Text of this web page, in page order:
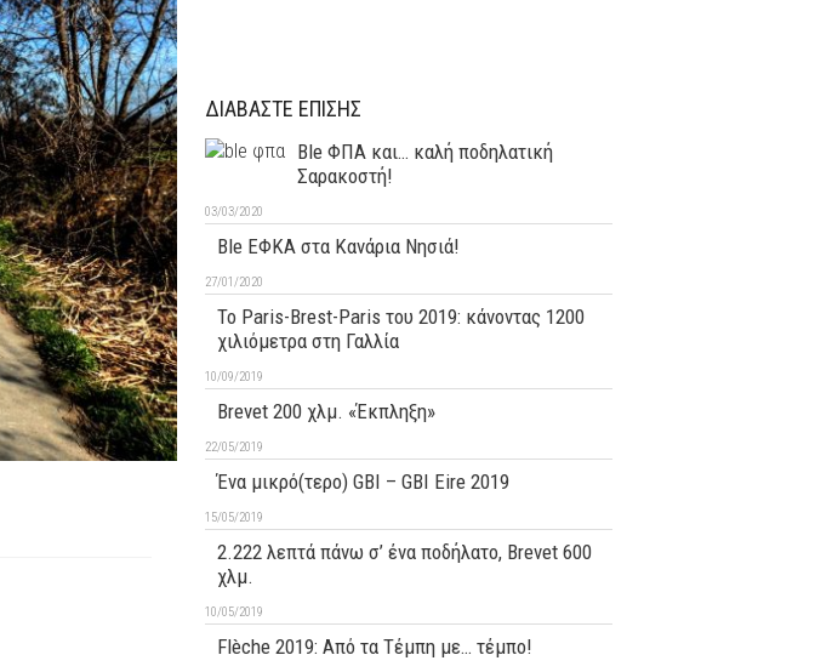
ΔΙΑΒΑΣΤΕ ΕΠΙΣΗΣ
Ble ΦΠΑ και… καλή ποδηλατική
Σαρακοστή!
03/03/2020
Ble ΕΦΚΑ στα Κανάρια Νησιά!
27/01/2020
Το Paris-Brest-Paris του 2019: κάνοντας 1200
χιλιόμετρα στη Γαλλία
10/09/2019
Brevet 200 χλμ. «Έκπληξη»
22/05/2019
Ένα μικρό(τερο) GBI – GBI Eire 2019
15/05/2019
2.222 λεπτά πάνω σ’ ένα ποδήλατο, Brevet 600
χλμ.
10/05/2019
Flèche 2019: Aπό τα Τέμπη με… τέμπο!